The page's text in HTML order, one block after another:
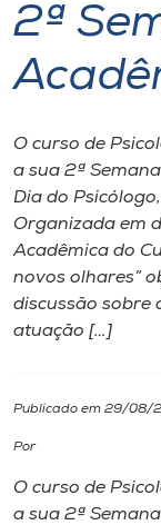
Atendimento
Portal de Ensino
A
I.nova
Cultura
CPA
2ª
O curso de
a sua 2ª
Dia do
Organizada em
Acadêmica do
novos olhares”
discussão sobre
atuação […]
Publicado em 29/08/
Por
O curso de
a sua 2ª